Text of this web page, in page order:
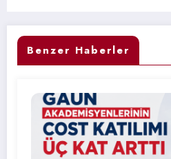
Benzer Haberler